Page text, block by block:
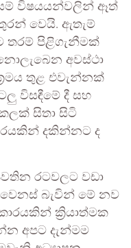
විෂයයන්වලින් ඈත්
වෙයි. ඇතැම්
තරම් පිළිගැනීමක්
අවස්ථා
තුළ එවැන්නක්
විසඳීමේ දී සහ
සිතා සිටි
දකින්නට ද
රටවලට වඩා
වෙනස් බැවින් මේ නව
ක්‍රියාත්මක
අපට දැන්මම